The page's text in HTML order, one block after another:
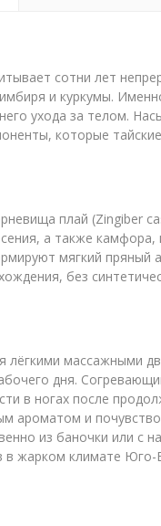
сотни лет
и куркумы.
ухода за телом.
которые
плай
а также
мягкий
без
лёгкими массажными
дня.
в ногах после
ароматом и
из баночки или с
в жарком климате Юго-